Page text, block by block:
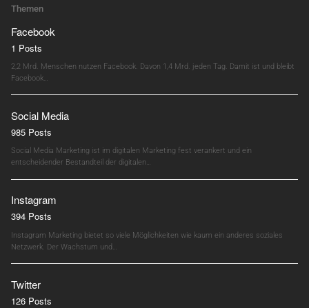
Themen
Facebook
1 Posts
2,2 Mrd. Menschen nutzen Facebook. Davon 1,4 Mrd. jeden Tag. Damit ist und bleibt
Facebook…
Social Media
985 Posts
Social Media Marketing ist im digitalen Marketing fest verankert und ein
entscheidender Bestandteil der digitalen…
Instagram
394 Posts
Instagram Marketing bietet so viele Möglichkeiten wie kaum ein anderes soziales
Netzwerk. Der Wachstum und…
Twitter
126 Posts